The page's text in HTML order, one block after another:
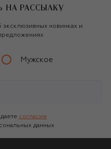
НА РАССЫЛКУ
эксклюзивных новинках и
Мужское
согласие
данных